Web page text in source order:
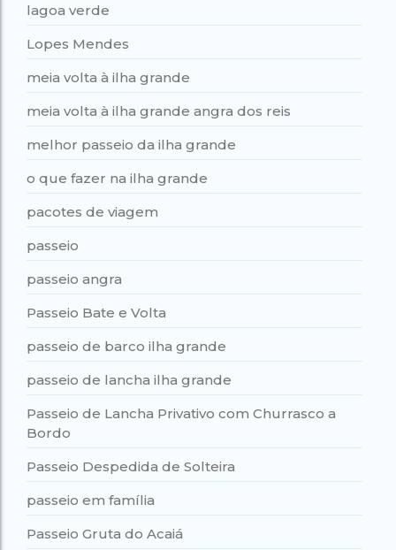
lagoa verde
Lopes Mendes
meia volta à ilha grande
meia volta à ilha grande angra dos reis
melhor passeio da ilha grande
o que fazer na ilha grande
pacotes de viagem
passeio
passeio angra
Passeio Bate e Volta
passeio de barco ilha grande
passeio de lancha ilha grande
Passeio de Lancha Privativo com Churrasco a
Bordo
Passeio Despedida de Solteira
passeio em família
Passeio Gruta do Acaiá